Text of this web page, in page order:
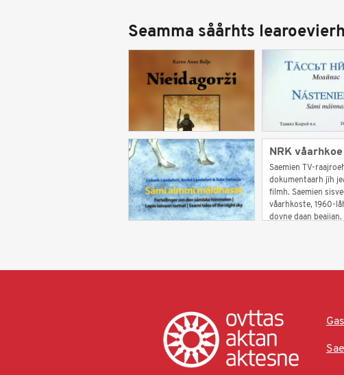
Seamma såårhts
NRK våarhkoe
Saemien TV-
dokumentaarh jïh
filmh. Saemien
våarhkoste, 1960-
dovne daan beajjan.